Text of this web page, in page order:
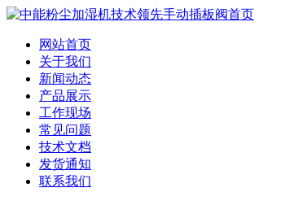
网站首页
关于我们
新闻动态
产品展示
工作现场
常见问题
技术文档
发货通知
联系我们